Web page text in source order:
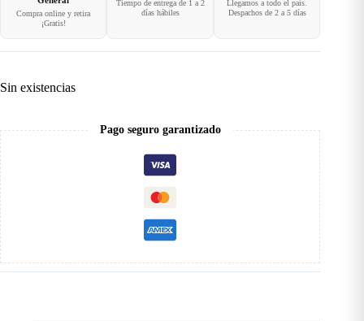
Compra online y retira
¡Gratis!
Tiempo de entrega de 1 a 2
días hábiles
Llegamos a todo el país.
Despachos de 2 a 5 días
Sin existencias
Pago seguro garantizado